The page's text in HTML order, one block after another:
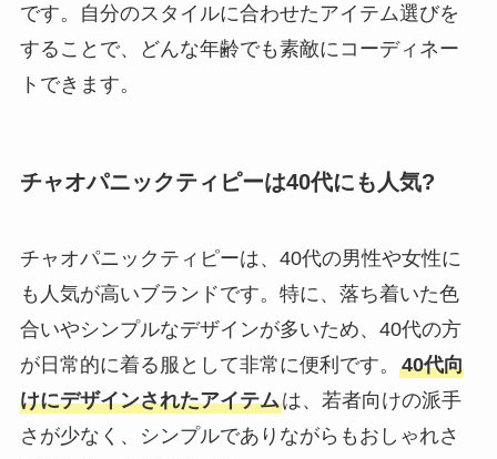
です。自分のスタイルに合わせたアイテム選びを
することで、どんな年齢でも素敵にコーディネー
トできます。
チャオパニックティピーは40代にも人気?
チャオパニックティピーは、40代の男性や女性に
も人気が高いブランドです。特に、落ち着いた色
合いやシンプルなデザインが多いため、40代の方
が日常的に着る服として非常に便利です。 40代向
けにデザインされたアイテムは、若者向けの派手
さが少なく、シンプルでありながらもおしゃれさ